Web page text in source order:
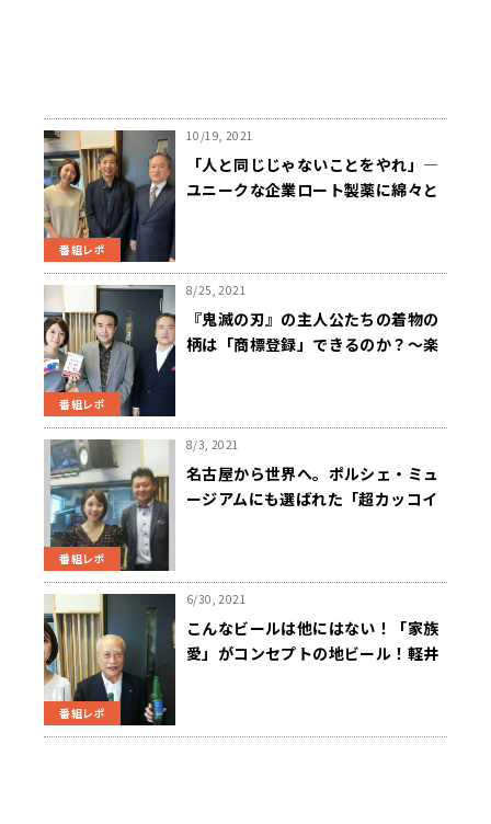
番組レポ
10/19, 2021
「人と同じじゃないことをやれ」—
ユニークな企業ロート製薬に綿々と
番組レポ
8/25, 2021
『鬼滅の刃』の主人公たちの着物の
柄は「商標登録」できるのか？～楽
番組レポ
8/3, 2021
名古屋から世界へ。ポルシェ・ミュ
ージアムにも選ばれた「超カッコイ
番組レポ
6/30, 2021
こんなビールは他にはない！「家族
愛」がコンセプトの地ビール！軽井